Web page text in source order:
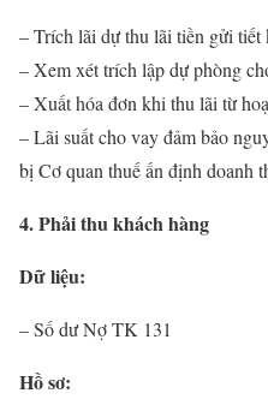
– Trích lãi dự thu lãi tiền gửi tiết
– Xem xét trích lập dự phòng
– Xuất hóa đơn khi thu lãi từ
– Lãi suất cho vay đảm bảo
bị Cơ quan thuế ấn định doanh
4. Phải thu khách hàng
Dữ liệu:
– Số dư Nợ TK 131
Hồ sơ: